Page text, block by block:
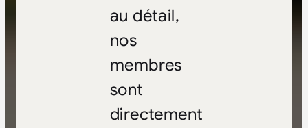
au détail,
nos
membres
sont
directement